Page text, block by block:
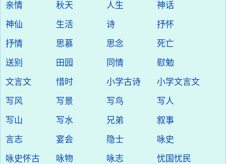
亲情
秋天 人生
神话
神仙
生活 诗
抒怀
抒情
思慕 思念
死亡
送别
田园 同情
慰勉
文言文
惜时 小学古诗
小学文言文
写风
写景 写鸟
写人
写山
写水 兄弟
叙事
言志
宴会 隐士
咏史
咏史怀古
咏物 咏志
忧国忧民